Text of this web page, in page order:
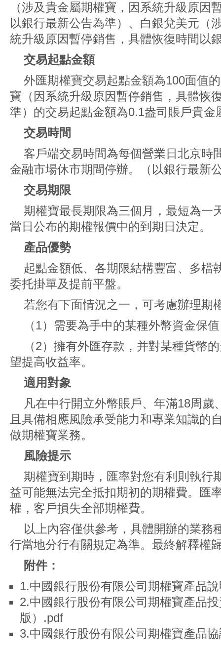
（涉及貴金屬期權寶，因系統升級原因
以銀行最新公告為準）、白銀兌美元（
統升級原因暫停銷售，具體恢復時間以
交易起點金額
外匯期權寶交易起點金額為100面值
寶（因系統升級原因暫停銷售，具體恢
準）的交易起點金額為0.1盎司賬戶貴金
交易時間
客戶端交易時間為每個營業日北京時
金融市場休市期間停辦。（以銀行最新
交易期限
期權寶最長期限為三個月，最短為一
當日公布的期權報價中的到期日決定。
產品優勢
起點金額低、各期限結構豐富、多檔
委托掛單及提前平盤。
若您有下面情況之一，可考慮辦理期
（1）需要為手中的某種外幣資金保
（2）擁有外匯存款，并對某種貨幣
望提高收益率。
適用對象
凡在中行開立外幣賬戶、年滿18周歲
且具備相應風險承受能力和專業知識的
做期權寶業務。
風險提示
期權寶到期時，匯率對您有利則執行
益可能無法完全抵扣期初的期權費。匯
權，客戶損失全部期權費。
以上內容僅供參考，具體開辦的業務
行當地分行有關規定為準。最終解釋權
附件：
1.中國銀行股份有限公司期權寶產品
2.中國銀行股份有限公司期權寶產品
版）.pdf
3.中國銀行股份有限公司期權寶產品